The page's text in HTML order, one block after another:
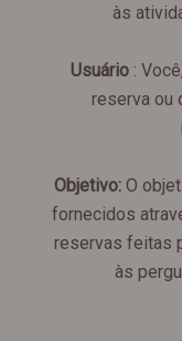
às
Usuário :
reserva ou
Objetivo:O
fornecidos
reservas feitas
às